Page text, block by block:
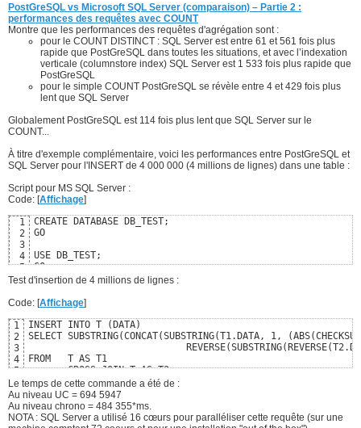
PostGreSQL vs Microsoft SQL Server (comparaison) – Partie 2 :
performances des requêtes avec COUNT
Montre que les performances des requêtes d'agrégation sont :
pour le COUNT DISTINCT : SQL Server est entre 61 et 561 fois plus
rapide que PostGreSQL dans toutes les situations, et avec l’indexation
verticale (columnstore index) SQL Server est 1 533 fois plus rapide que
PostGreSQL
pour le simple COUNT PostGreSQL se révèle entre 4 et 429 fois plus
lent que SQL Server
Globalement PostGreSQL est 114 fois plus lent que SQL Server sur le
COUNT...
À titre d'exemple complémentaire, voici les performances entre PostGreSQL et
SQL Server pour l'INSERT de 4 000 000 (4 millions de lignes) dans une table :
Script pour MS SQL Server :
Code: [Affichage]
1
2
3
4
5
6
8
10
11
12
13
14
15
16
17
18
19
CREATE DATABASE DB_TEST;
GO
USE DB_TEST;
GO
CREATE TABLE T (K INT IDENTITY PRIMARY KEY,
	           DATA   VARCHAR(32));
INSERT INTO T (DATA) VALUES
('Tribui autem sed ego memineram m'),
('hi in mihi credo si pueris pueri'),
('et nec sed tantum videris credo '),
('aulum nec quod ut in ut Quo aut '),
('ec de nemo amice fuit autem trib'),
('i autem Catone pueris aut nec mo'),
('tem omittam videris modo fuit se'),
(',t pueris tribui recte non quide'),
('Quo Cato si recte mihi Paulum hi'),
Test d'insertion de 4 millions de lignes :
Code: [Affichage]
1
2
3
4
5
6
INSERT INTO T (DATA)
SELECT SUBSTRING(CONCAT(SUBSTRING(T1.DATA, 1,
FROM   T AS T1
       CROSS JOIN T AS T2
ORDER BY CHECKSUM(NEWID()) OFFSET 0 ROW FETCH NEXT 4000000
Le temps de cette commande a été de :
Au niveau UC = 694 5947
Au niveau chrono = 484 355*ms.
NOTA : SQL Server a utilisé 16 cœurs pour paralléliser cette requête (sur une